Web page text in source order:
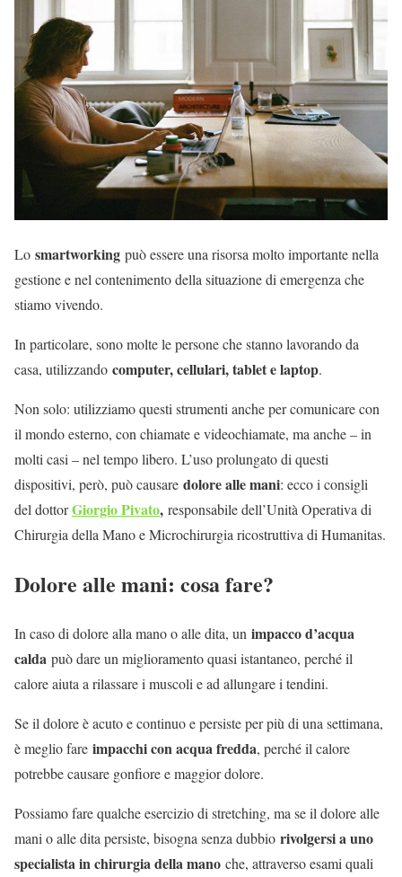
Lo smartworking può essere una risorsa molto importante nella
gestione e nel contenimento della situazione di emergenza che
stiamo vivendo.
In particolare, sono molte le persone che stanno lavorando da
casa, utilizzando computer, cellulari, tablet e laptop.
Non solo: utilizziamo questi strumenti anche per comunicare con
il mondo esterno, con chiamate e videochiamate, ma anche – in
molti casi – nel tempo libero. L’uso prolungato di questi
dispositivi, però, può causare dolore alle mani: ecco i consigli
del dottorGiorgio Pivato, responsabile dell’Unità Operativa di
Chirurgia della Mano e Microchirurgia ricostruttiva di Humanitas.
Dolore alle mani: cosa fare?
In caso di dolore alla mano o alle dita, un impacco d’acqua
calda può dare un miglioramento quasi istantaneo, perché il
calore aiuta a rilassare i muscoli e ad allungare i tendini.
Se il dolore è acuto e continuo e persiste per più di una settimana,
è meglio fare impacchi con acqua fredda, perché il calore
potrebbe causare gonfiore e maggior dolore.
Possiamo fare qualche esercizio di stretching, ma se il dolore alle
mani o alle dita persiste, bisogna senza dubbio rivolgersi a uno
specialista in chirurgia della mano che, attraverso esami quali